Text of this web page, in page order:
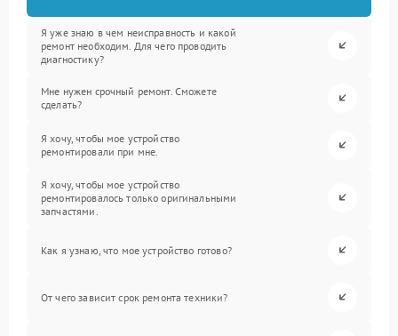
Я уже знаю в чем неисправность и какой
ремонт необходим. Для чего проводить
диагностику?
Мне нужен срочный ремонт. Сможете
сделать?
Я хочу, чтобы мое устройство
ремонтировали при мне.
Я хочу, чтобы мое устройство
ремонтировалось только оригинальными
запчастями.
Как я узнаю, что мое устройство готово?
От чего зависит срок ремонта техники?